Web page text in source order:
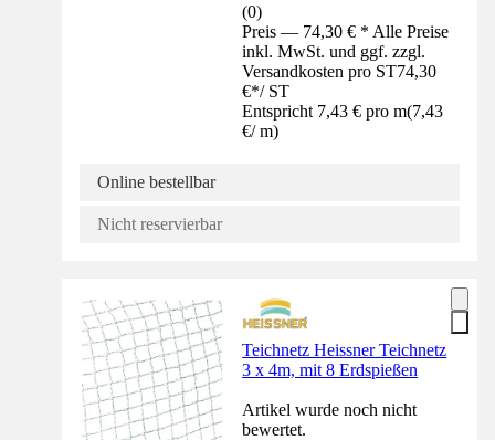
(0)
Preis — 74,30 € * Alle Preise
inkl. MwSt. und ggf. zzgl.
Versandkosten pro ST74,30
€*/ ST
Entspricht 7,43 € pro m(7,43
€/ m)
Online bestellbar
Nicht reservierbar
Teichnetz Heissner Teichnetz
3 x 4m, mit 8 Erdspießen
Artikel wurde noch nicht
bewertet.